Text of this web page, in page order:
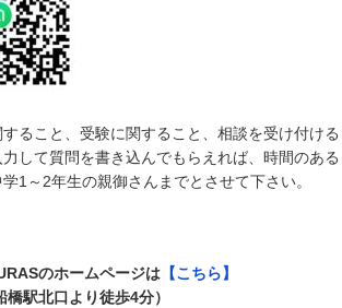
ること、受験に関すること、相談を受け付け
して質問を書き込んでもらえれば、時間のあ
1～2年生の親御さんまでとさせて下さい。
のホームページは 【こちら】
駅北口より徒歩4分）